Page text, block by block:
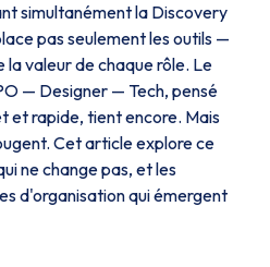
simultanément la Discovery
pas seulement les outils —
la valeur de chaque rôle. Le
— Designer — Tech, pensé
et rapide, tient encore. Mais
Cet article explore ce
ne change pas, et les
d'organisation qui émergent